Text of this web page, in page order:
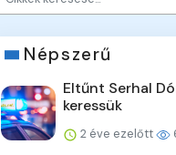
Népszerű
Eltűnt Serhal
keressük
2 éve ezelőtt